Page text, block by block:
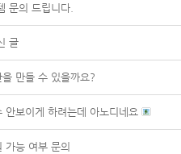
문의 드립니다.
글
을 만들 수 있을까요?
안보이게 하려는데 아노디네요
가능 여부 문의